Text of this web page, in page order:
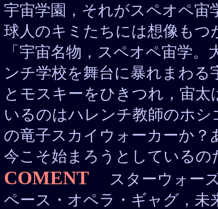
宇宙学園，それがスペオペ宙
球人のキミたちには想像も
「宇宙名物，スペオペ宙学
ンチ学校を舞台に暴れまわ
とモスキーをひきつれ，宙
いるのはハレンチ教師のホ
の竜子スカイウォーカーか
今こそ始まろうとしているの
COMENT
スターウォー
ペース・オペラ・ギャグ，未